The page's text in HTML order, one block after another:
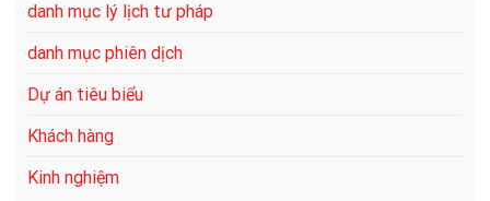
danh mục lý lịch tư pháp
danh mục phiên dịch
Dự án tiêu biểu
Khách hàng
Kinh nghiệm